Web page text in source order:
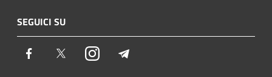
SEGUICI SU
Facebook TwitterInstagram